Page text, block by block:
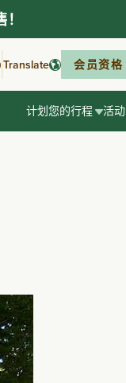
Translate 会员资格
计划您的行程 活动